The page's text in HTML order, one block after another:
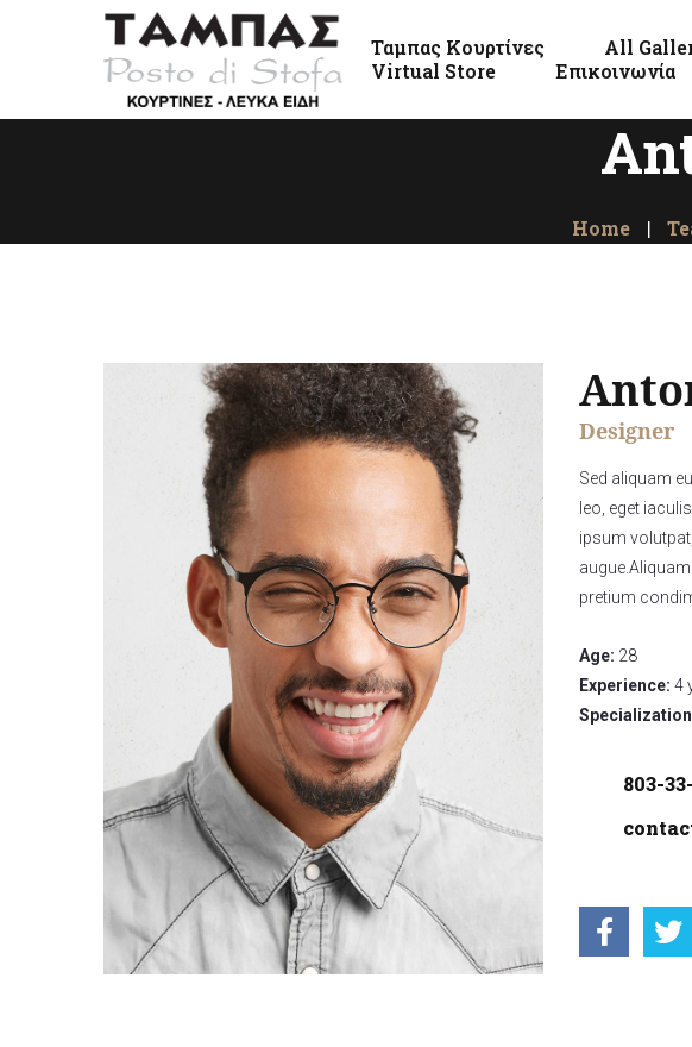
Ταμπας Κουρτίνες All
Virtual Store
Επικοινωνία
Home
Designer
Sed aliquam
leo, eget
ipsum
pretium
Age: 28
Experience: 4
803-